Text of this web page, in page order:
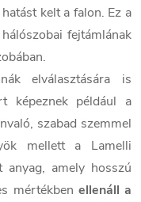
kelt a falon. Ez a
fejtámlának
elválasztására is
képeznek például a
szabad szemmel
mellett a Lamelli
amely hosszú
mértékben ellenáll a